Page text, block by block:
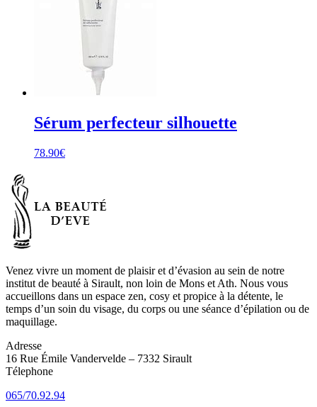
Sérum perfecteur silhouette
78.90€
Venez vivre un moment de plaisir et d’évasion au sein de notre
institut de beauté à Sirault, non loin de Mons et Ath. Nous vous
accueillons dans un espace zen, cosy et propice à la détente, le
temps d’un soin du visage, du corps ou une séance d’épilation ou de
maquillage.
Adresse
16 Rue Émile Vandervelde – 7332 Sirault
Télephone
065/70.92.94